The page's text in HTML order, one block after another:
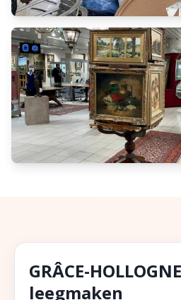
GRÂCE-
leegmaken